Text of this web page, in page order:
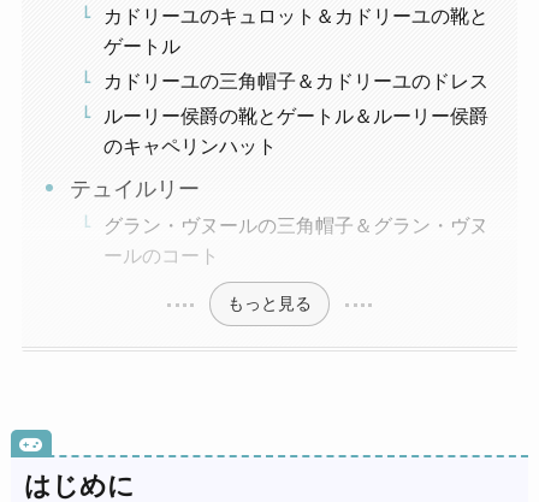
カドリーユのキュロット＆カドリーユの靴と
ゲートル
カドリーユの三角帽子＆カドリーユのドレス
ルーリー侯爵の靴とゲートル＆ルーリー侯爵
のキャペリンハット
テュイルリー
グラン・ヴヌールの三角帽子＆グラン・ヴヌ
ールのコート
もっと見る
はじめに